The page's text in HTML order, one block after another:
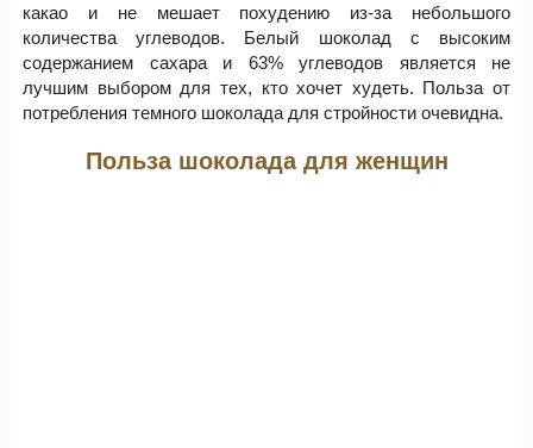
какао и не мешает похудению из-за небольшого
количества углеводов. Белый шоколад с высоким
содержанием сахара и 63% углеводов является не
лучшим выбором для тех, кто хочет худеть. Польза от
потребления темного шоколада для стройности очевидна.
Польза шоколада для женщин